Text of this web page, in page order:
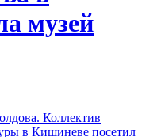
музей
Коллектив
в Кишиневе посетил